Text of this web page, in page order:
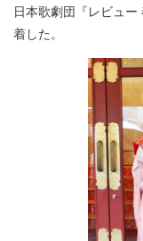
日本歌劇団『レビュ
着した。